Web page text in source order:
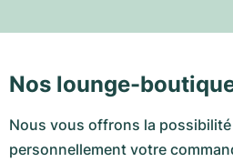
Nos lounge-
Nous vous offrons la
personnellement votre